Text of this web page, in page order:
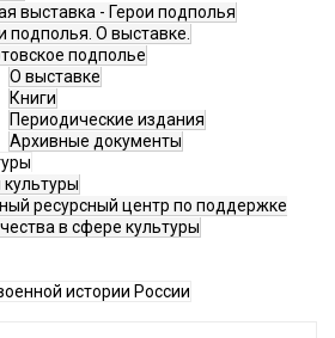
выставка - Герои подполья
подполья. О выставке.
подполье
О выставке
Книги
Периодические издания
Архивные документы
ресурсный центр по поддержке
в сфере культуры
истории России